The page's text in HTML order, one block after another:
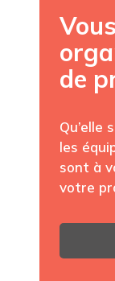
de
Qu’elle
les
sont à
votre